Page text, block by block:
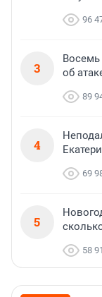
96
3
Восемь
об
89
4
69
5
58